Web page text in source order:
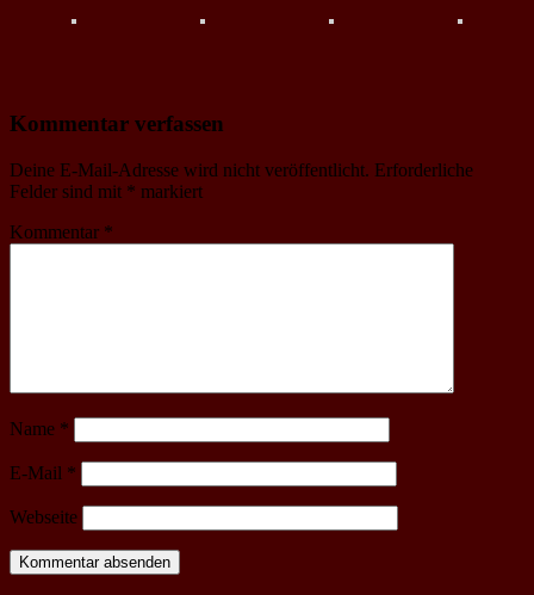
Kommentar verfassen
Deine E-Mail-Adresse wird nicht veröffentlicht. Erforderliche
Felder sind mit * markiert
Kommentar *
Name *
E-Mail *
Webseite